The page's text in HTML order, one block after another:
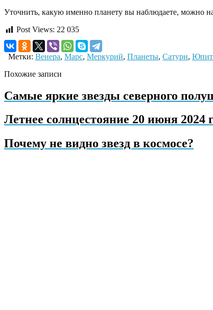
Уточнить, какую именно планету вы наблюдаете, можно
Post Views: 22 035
Метки: Венера, Марс, Меркурий, Планеты, Сатурн,
Похожие записи
Самые яркие звезды северного
Летнее солнцестояние 20 июня 2024
Почему не видно звезд в космосе?